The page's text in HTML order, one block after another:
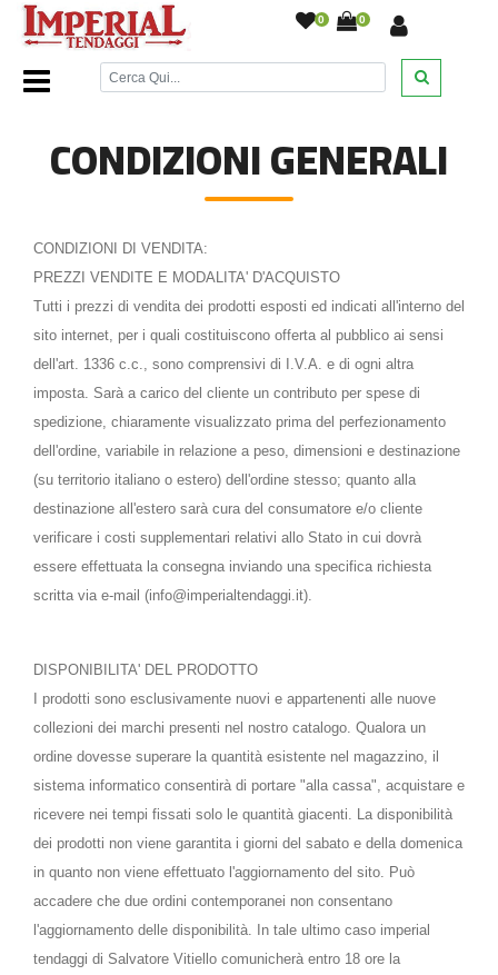
0 0
Home Page/Condizioni Generali/
CONDIZIONI GENERALI
CONDIZIONI DI VENDITA:
PREZZI VENDITE E MODALITA' D'ACQUISTO
Tutti i prezzi di vendita dei prodotti esposti ed indicati all'interno del
sito internet, per i quali costituiscono offerta al pubblico ai sensi
dell'art. 1336 c.c., sono comprensivi di I.V.A. e di ogni altra
imposta. Sarà a carico del cliente un contributo per spese di
spedizione, chiaramente visualizzato prima del perfezionamento
dell'ordine, variabile in relazione a peso, dimensioni e destinazione
(su territorio italiano o estero) dell'ordine stesso; quanto alla
destinazione all'estero sarà cura del consumatore e/o cliente
verificare i costi supplementari relativi allo Stato in cui dovrà
essere effettuata la consegna inviando una specifica richiesta
scritta via e-mail (info@imperialtendaggi.it).
DISPONIBILITA' DEL PRODOTTO
I prodotti sono esclusivamente nuovi e appartenenti alle nuove
collezioni dei marchi presenti nel nostro catalogo. Qualora un
ordine dovesse superare la quantità esistente nel magazzino, il
sistema informatico consentirà di portare "alla cassa", acquistare e
ricevere nei tempi fissati solo le quantità giacenti. La disponibilità
dei prodotti non viene garantita i giorni del sabato e della domenica
in quanto non viene effettuato l'aggiornamento del sito. Può
accadere che due ordini contemporanei non consentano
l'aggiornamento delle disponibilità. In tale ultimo caso imperial
tendaggi di Salvatore Vitiello comunicherà entro 18 ore la